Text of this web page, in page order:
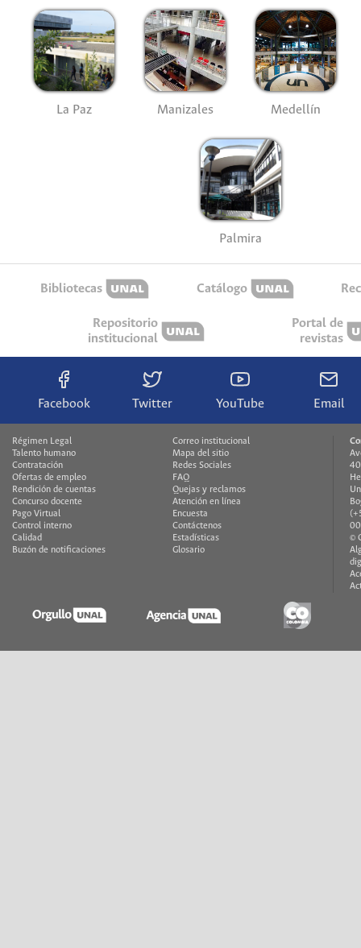
La Paz Manizales Medellín
Palmira
Bibliotecas Catálogo
Repositorio
institucional
Portal de
revistas
Facebook Twitter YouTube Email
Régimen Legal
Talento humano
Contratación
Ofertas de empleo
Rendición de cuentas
Concurso docente
Pago Virtual
Control interno
Calidad
Buzón de notificaciones
Correo institucional
Mapa del sitio
Redes Sociales
FAQ
Quejas y reclamos
Atención en línea
Encuesta
Contáctenos
Estadísticas
Glosario
©